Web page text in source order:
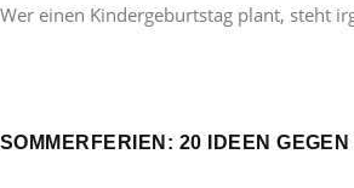
Wer einen Kindergeburtstag plant, steht
SOMMERFERIEN: 20 IDEEN